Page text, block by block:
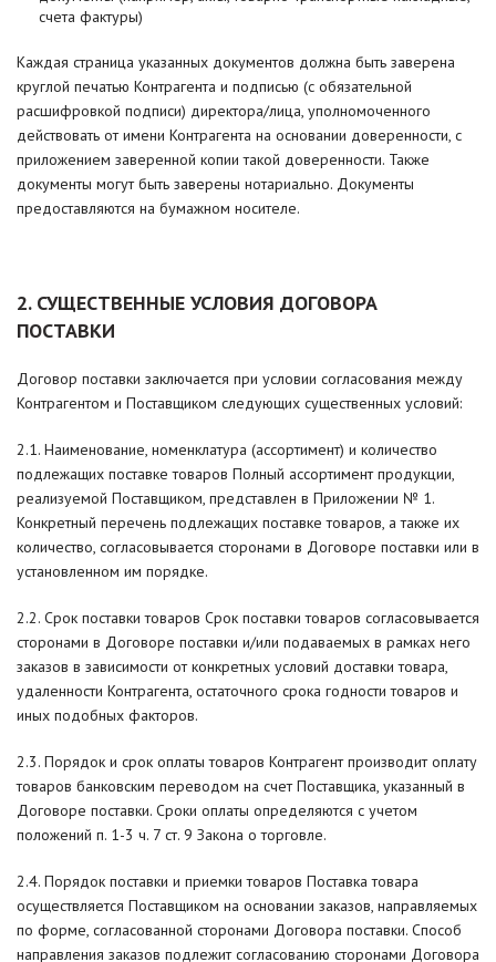
счета фактуры)
Каждая страница указанных документов должна быть заверена
круглой печатью Контрагента и подписью (с обязательной
расшифровкой подписи) директора/лица, уполномоченного
действовать от имени Контрагента на основании доверенности, с
приложением заверенной копии такой доверенности. Также
документы могут быть заверены нотариально. Документы
предоставляются на бумажном носителе.
2. СУЩЕСТВЕННЫЕ УСЛОВИЯ ДОГОВОРА
ПОСТАВКИ
Договор поставки заключается при условии согласования между
Контрагентом и Поставщиком следующих существенных условий:
2.1. Наименование, номенклатура (ассортимент) и количество
подлежащих поставке товаров Полный ассортимент продукции,
реализуемой Поставщиком, представлен в Приложении № 1.
Конкретный перечень подлежащих поставке товаров, а также их
количество, согласовывается сторонами в Договоре поставки или в
установленном им порядке.
2.2. Срок поставки товаров Срок поставки товаров согласовывается
сторонами в Договоре поставки и/или подаваемых в рамках него
заказов в зависимости от конкретных условий доставки товара,
удаленности Контрагента, остаточного срока годности товаров и
иных подобных факторов.
2.3. Порядок и срок оплаты товаров Контрагент производит оплату
товаров банковским переводом на счет Поставщика, указанный в
Договоре поставки. Сроки оплаты определяются с учетом
положений п. 1-3 ч. 7 ст. 9 Закона о торговле.
2.4. Порядок поставки и приемки товаров Поставка товара
осуществляется Поставщиком на основании заказов, направляемых
по форме, согласованной сторонами Договора поставки. Способ
направления заказов подлежит согласованию сторонами Договора